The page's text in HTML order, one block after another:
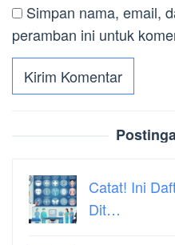
Simpan nama, email,
peramban ini untuk
Catat! Ini
Dit…